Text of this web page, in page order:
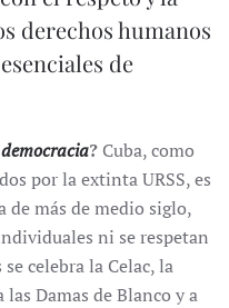
derechos humanos
de
democracia? Cuba, como
por la extinta URSS, es
más de medio siglo,
ni se respetan
celebra la Celac, la
Damas de Blanco y a